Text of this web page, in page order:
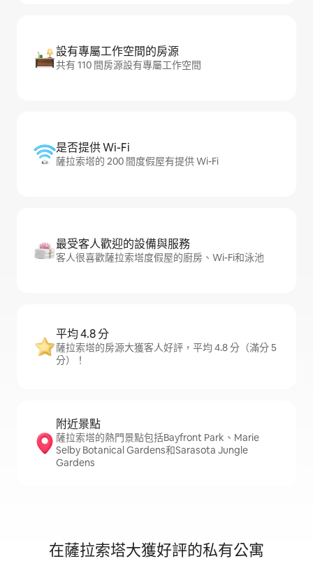
設有專屬工作空間的房源
共有 110 間房源設有專屬工作空間
是否提供 Wi-Fi
薩拉索塔的 200 間度假屋有提供 Wi-Fi
最受客人歡迎的設備與服務
客人很喜歡薩拉索塔度假屋的廚房、Wi-Fi和泳池
平均 4.8 分
薩拉索塔的房源大獲客人好評，平均 4.8 分（滿分 5
分）！
附近景點
薩拉索塔的熱門景點包括Bayfront Park、Marie
Selby Botanical Gardens和Sarasota Jungle
Gardens
在薩拉索塔大獲好評的私有公寓